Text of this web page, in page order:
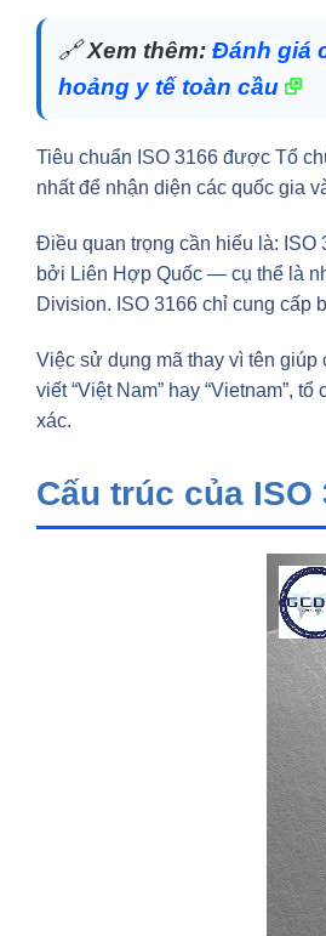
🔗Xem thêm: Đánh giá
hoảng y tế toàn cầu
Tiêu chuẩn ISO 3166 được Tổ
nhất để nhận diện các quốc gia
Điều quan trọng cần hiểu là: ISO
bởi Liên Hợp Quốc — cụ thể là
Division. ISO 3166 chỉ cung cấp
Việc sử dụng mã thay vì tên
viết “Việt Nam” hay “Vietnam”,
xác.
Cấu trúc của